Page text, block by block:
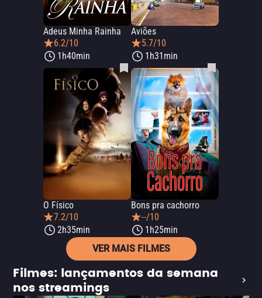
Adeus Minha Rainha
6.2/10
1h40min
Aviões
5.7/10
1h31min
O Físico
7.2/10
2h35min
Bons pra cachorro
--/10
1h25min
VER MAIS FILMES
Filmes: lançamentos da semana
nos streamings